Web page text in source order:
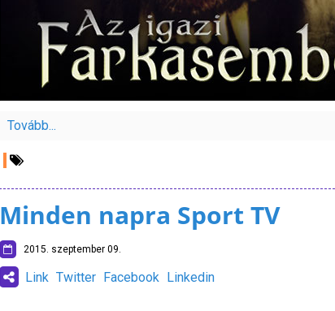
Tovább...
Minden napra Sport TV
2015. szeptember 09.
Link Twitter Facebook Linkedin